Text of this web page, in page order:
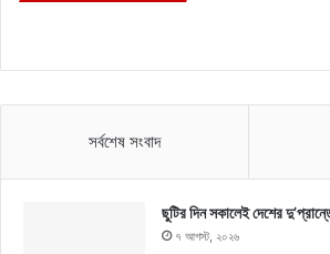
সর্বশেষ সংবাদ
ছুটির দিন সকালেই দেশের
৭ আগস্ট, ২০২৬